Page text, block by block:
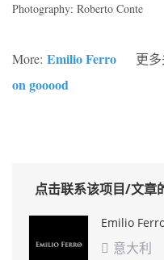
Photography: Roberto Conte
More: Emilio Ferro 更多
on gooood
点击联系该项目/文章
Emilio
 意大利